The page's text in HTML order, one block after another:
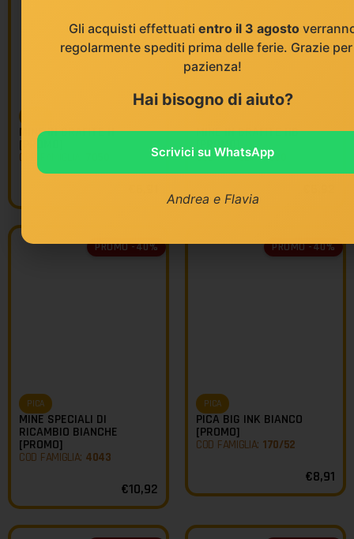
MINE IN GRAFITE H
[PROMO]
COD FAMIGLIA:
MINE IN GRAFITE HB
[PROMO]
COD FAMIGLIA:7030
PROMO -40%
PICA
MINE SPECIALI DI
RICAMBIO BIANCHE
[PROMO]
COD FAMIGLIA: 4043
€10,92
PROMO -40%
PICA
PICA BIG INK BIANCO
[PROMO]
COD FAMIGLIA: 170/52
€8,91
Gli acquisti effettuati entro il 3 agosto
regolarmente spediti prima delle ferie. Grazie
pazienza!
Hai bisogno di aiuto?
Scrivici su WhatsApp
Andrea e Flavia